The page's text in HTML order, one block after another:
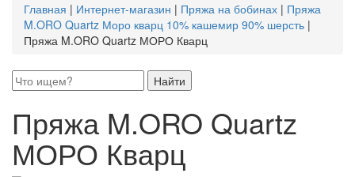
Главная | Интернет-магазин | Пряжа на бобинах | Пряжа
M.ORO Quartz Моро кварц 10% кашемир 90% шерсть |
Пряжа M.ORO Quartz МОРО Кварц
Пряжа M.ORO Quartz
МОРО Кварц